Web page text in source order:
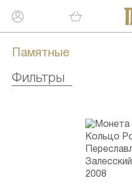
Памятные
Фильтры